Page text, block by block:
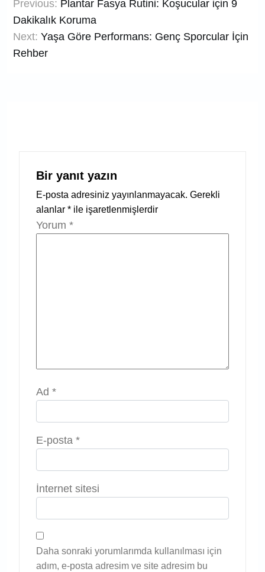
gezinmesi
Previous: Plantar Fasya Rutini: Koşucular için 9
Dakikalık Koruma
Next: Yaşa Göre Performans: Genç Sporcular İçin
Rehber
Bir yanıt yazın
E-posta adresiniz yayınlanmayacak. Gerekli
alanlar * ile işaretlenmişlerdir
Yorum *
Ad *
E-posta *
İnternet sitesi
Daha sonraki yorumlarımda kullanılması için
adım, e-posta adresim ve site adresim bu